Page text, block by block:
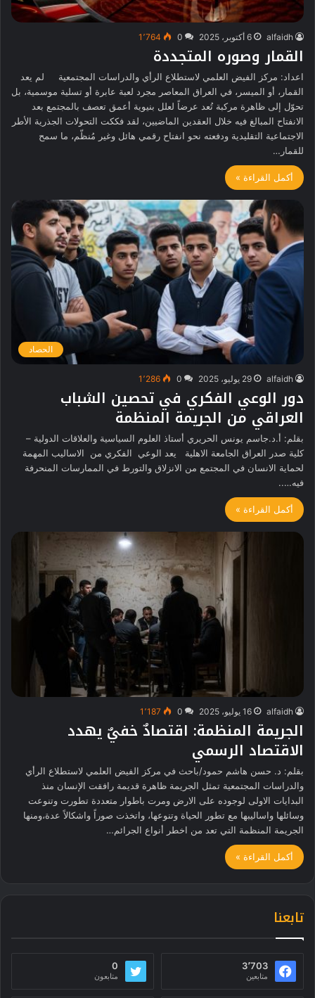
alfaidh 6 أكتوبر، 2025 0 1٬764
القمار وصوره المتجددة
اعداد: مركز الفيض العلمي لاستطلاع الرأي والدراسات المجتمعية لم يعد
القمار، أو الميسر، في العراق المعاصر مجرد لعبة عابرة أو تسلية موسمية، بل
تحوّل إلى ظاهرة مركبة تُعد عرضاً لعلل بنيوية أعمق تعصف بالمجتمع بعد
الانفتاح المبالغ فيه خلال العقدين الماضيين، لقد فككت التحولات الجذرية الأطر
الاجتماعية التقليدية ودفعته نحو انفتاح رقمي هائل وغير مُنظّم، ما سمح
للقمار…
أكمل القراءة »
الحصاد
alfaidh 29 يوليو، 2025 0 1٬286
دور الوعي الفكري في تحصين الشباب
العراقي من الجريمة المنظمة
بقلم: أ.د.جاسم يونس الحريري أستاذ العلوم السياسية والعلاقات الدولية –
كلية صدر العراق الجامعة الاهلية يعد الوعي الفكري من الاساليب المهمة
لحماية الانسان في المجتمع من الانزلاق والتورط في الممارسات المنحرفة
فيه…..
أكمل القراءة »
alfaidh 16 يوليو، 2025 0 1٬187
الجريمة المنظمة: اقتصادٌ خفيٌ يهدد
الاقتصاد الرسمي
بقلم: د. حسن هاشم حمود/باحث في مركز الفيض العلمي لاستطلاع الرأي
والدراسات المجتمعية تمثل الجريمة ظاهرة قديمة رافقت الإنسان منذ
البدايات الاولى لوجوده على الارض ومرت باطوار متعددة تطورت وتنوعت
وسائلها واساليبها مع تطور الحياة وتنوعها، واتخذت صوراً واشكالاً عدة،ومنها
الجريمة المنظمة التي تعد من اخطر أنواع الجرائم…
أكمل القراءة »
تابعنا
3٬703
متابعين
0
متابعون